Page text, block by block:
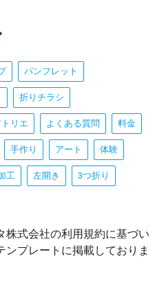
パンフレット
折りチラシ
トリエ よくある質問 料金
手作り アート 体験
工 左開き 3つ折り
株式会社の利用規約に基づい
プレートに掲載しておりま